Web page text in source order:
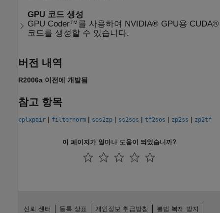
GPU 코드 생성
GPU Coder™를 사용하여 NVIDIA® GPU용 CUDA®
코드를 생성할 수 있습니다.
버전 내역
R2006a 이전에 개발됨
참고 항목
cplxpair | filternorm | sos2zp | ss2sos | tf2sos | zp2ss | zp2tf
이 페이지가 얼마나 도움이 되었습니까?
신뢰 센터 등록 상표 개인정보 취급방침 불법 복제 방지